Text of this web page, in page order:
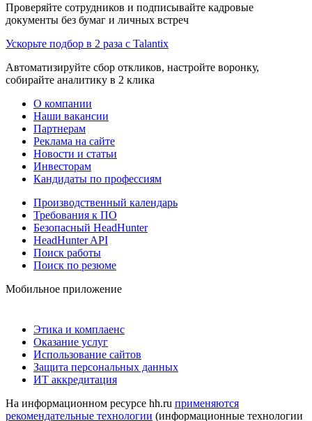
Проверяйте сотрудников и подписывайте кадровые
документы без бумаг и личных встреч
Ускорьте подбор в 2 раза с Talantix
Автоматизируйте сбор откликов, настройте воронку,
собирайте аналитику в 2 клика
О компании
Наши вакансии
Партнерам
Реклама на сайте
Новости и статьи
Инвесторам
Кандидаты по профессиям
Производственный календарь
Требования к ПО
Безопасный HeadHunter
HeadHunter API
Поиск работы
Поиск по резюме
Мобильное приложение
Этика и комплаенс
Оказание услуг
Использование сайтов
Защита персональных данных
ИТ аккредитация
На информационном ресурсе hh.ru применяются
рекомендательные технологии (информационные технологии